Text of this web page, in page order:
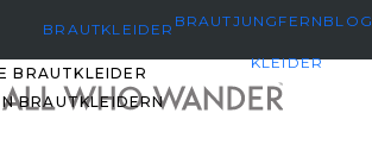
BRAUTKLEIDER
BRAUTKLEIDER
BRAUTKLEIDERN
BRAUTJUNGFERN
KLEIDER
BLOG